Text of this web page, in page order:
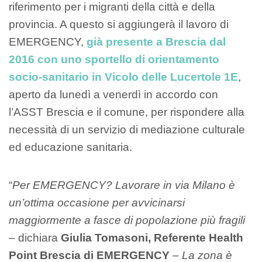
riferimento per i migranti della città e della
provincia. A questo si aggiungerà il lavoro di
EMERGENCY, già presente a Brescia dal
2016 con uno sportello di orientamento
socio-sanitario in Vicolo delle Lucertole 1E,
aperto da lunedì a venerdì in accordo con
l’ASST Brescia e il comune, per rispondere alla
necessità di un servizio di mediazione culturale
ed educazione sanitaria.
“Per EMERGENCY? Lavorare in via Milano è
un’ottima occasione per avvicinarsi
maggiormente a fasce di popolazione più fragili
– dichiara Giulia Tomasoni, Referente Health
Point Brescia di EMERGENCY – La zona è